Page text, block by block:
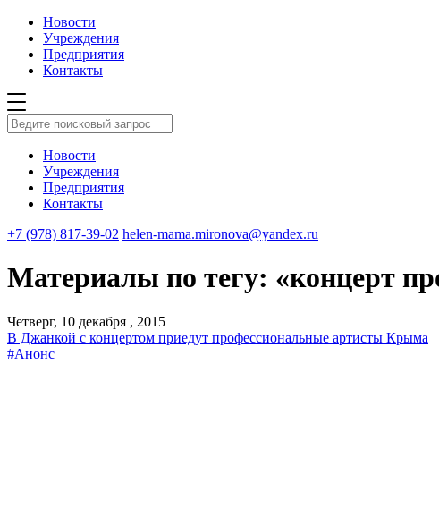
Новости
Учреждения
Предприятия
Контакты
Новости
Учреждения
Предприятия
Контакты
+7 (978) 817-39-02 helen-mama.mironova@yandex.ru
Материалы по тегу: «концерт
Четверг, 10 декабря , 2015
В Джанкой с концертом приедут профессиональные артисты Крыма
#Анонс